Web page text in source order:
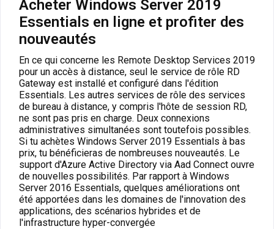
Acheter Windows Server 2019
Essentials en ligne et profiter des
nouveautés
En ce qui concerne les Remote Desktop Services 2019
pour un accès à distance, seul le service de rôle RD
Gateway est installé et configuré dans l'édition
Essentials. Les autres services de rôle des services
de bureau à distance, y compris l'hôte de session RD,
ne sont pas pris en charge. Deux connexions
administratives simultanées sont toutefois possibles.
Si tu achètes Windows Server 2019 Essentials à bas
prix, tu bénéficieras de nombreuses nouveautés. Le
support d'Azure Active Directory via Aad Connect ouvre
de nouvelles possibilités. Par rapport à Windows
Server 2016 Essentials, quelques améliorations ont
été apportées dans les domaines de l'innovation des
applications, des scénarios hybrides et de
l'infrastructure hyper-convergée